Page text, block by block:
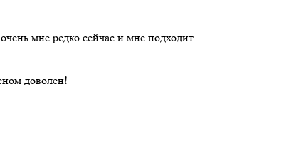
мне редко сейчас и мне подходит
доволен!